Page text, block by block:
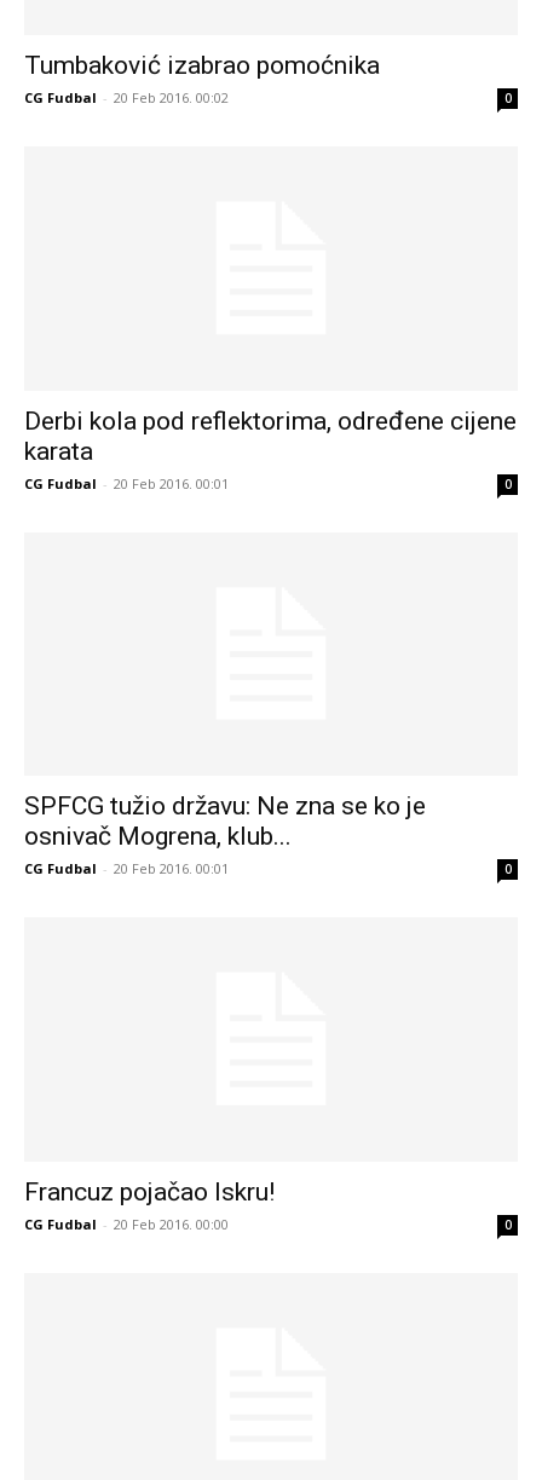
Tumbaković izabrao pomoćnika
CG Fudbal - 20 Feb 2016. 00:02 0
Derbi kola pod reflektorima, određene cijene
karata
CG Fudbal - 20 Feb 2016. 00:01 0
SPFCG tužio državu: Ne zna se ko je
osnivač Mogrena, klub...
CG Fudbal - 20 Feb 2016. 00:01 0
Francuz pojačao Iskru!
CG Fudbal - 20 Feb 2016. 00:00 0